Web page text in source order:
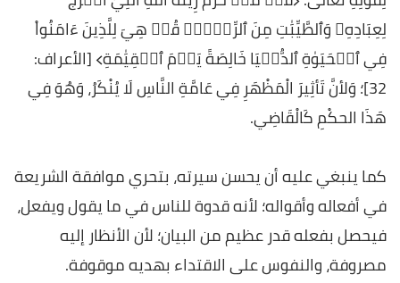
لِعِبَادِهِۦ وَٱلطَّيِّبَٰتِ مِنَ ٱلرِّزۡقِۚ قُلۡ هِيَ لِلَّذِينَ ءَامَنُواْ
فِي ٱلۡحَيَوٰةِ ٱلدُّنۡيَا خَالِصَةً يَوۡمَ ٱلۡقِيَٰمَةِ﴾ [الأعراف:
32]؛ وَلأنَّ تَأثِيرَ الْمَظْهَرِ فِي عَامَّةِ النَّاسِ لَا يُنْكَرُ، وَهُوَ فِي
هَذَا الحكْمِ كَالْقَاضِي.
كما ينبغي عليه أن يحسن سيرته، بتحري موافقة الشريعة
في أفعاله وأقواله؛ لأنه قدوة للناس في ما يقول ويفعل،
فيحصل بفعله قدر عظيم من البيان؛ لأن الأنظار إليه
مصروفة، والنفوس على الاقتداء بهديه موقوفة.